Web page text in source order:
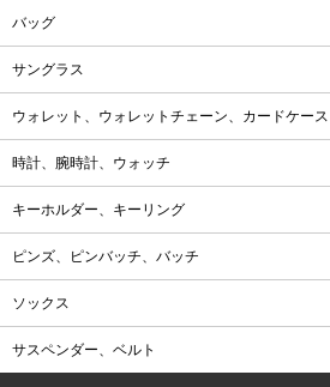
バッグ
サングラス
ウォレット、ウォレットチェーン、カードケース
時計、腕時計、ウォッチ
キーホルダー、キーリング
ピンズ、ピンバッチ、バッチ
ソックス
サスペンダー、ベルト